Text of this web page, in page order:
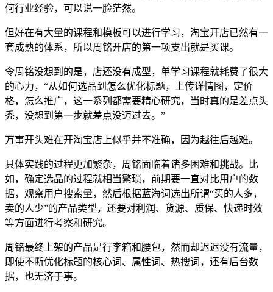
何行业经验，可以说一脸茫然。
但好在有大量的课程和模板可以进行学习，淘宝开店已然有一
套成熟的体系，所以周铭开店的第一项支出就是买课。
令周铭没想到的是，店还没有成型，单学习课程就耗费了很大
的心力，“从如何选品到怎么优化标题，上传详情图，定价
格，怎么推广，这一系列都需要精心研究，当时真的是差点头
秃，没想到第一步就差点没迈过去。”
万事开头难在开淘宝店上似乎并不准确，因为越往后越难。
具体实践的过程更加繁杂，周铭面临着诸多困难和挑战。比
如，确定选品的过程就相当繁琐，前期要一直对比用户的数
据，观察用户搜索量，然后根据蓝海词选出所谓“买的人多，
卖的人少”的产品类型，还要对利润、货源、质保、快递时效
等方面进行考察和研究。
周铭最终上架的产品是行李箱和腰包，然而却迟迟没有流量，
即使不断优化标题的核心词、属性词、热搜词，还有后台数
据，也无济于事。